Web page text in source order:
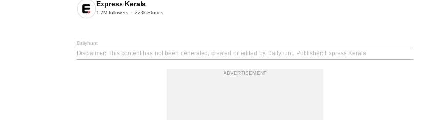
Express Kerala
1.2M followers 223k Stories
Dailyhunt
Disclaimer: This content has not been generated, created or edited by Dailyhunt. Publisher: Express Kerala
ADVERTISEMENT